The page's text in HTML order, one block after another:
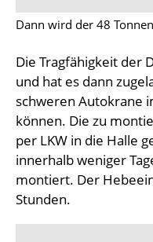
Dann wird der 48
Die Tragfähigkeit der
und hat es dann
schweren Autokrane
können. Die zu
per LKW in die Halle
innerhalb weniger
montiert. Der
Stunden.